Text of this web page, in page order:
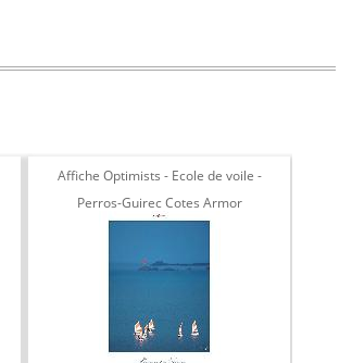
Affiche Optimists - Ecole de voile -
Perros-Guirec Cotes Armor